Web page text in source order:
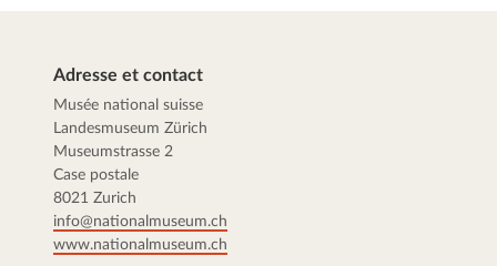
Adresse et contact
Musée national suisse
Landesmuseum Zürich
Museumstrasse 2
Case postale
8021 Zurich
info@nationalmuseum.ch
www.nationalmuseum.ch